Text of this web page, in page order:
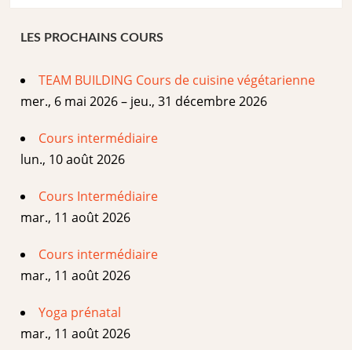
LES PROCHAINS COURS
TEAM BUILDING Cours de cuisine végétarienne
mer., 6 mai 2026 – jeu., 31 décembre 2026
Cours intermédiaire
lun., 10 août 2026
Cours Intermédiaire
mar., 11 août 2026
Cours intermédiaire
mar., 11 août 2026
Yoga prénatal
mar., 11 août 2026